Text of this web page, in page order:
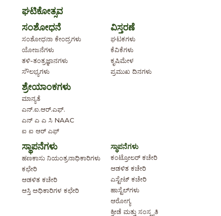
ಘಟಿಕೋತ್ಸವ
ಸಂಶೋಧನೆ
ಸಂಶೋಧನಾ ಕೇಂದ್ರಗಳು
ಯೋಜನೆಗಳು
ತಳಿ-ತಂತ್ರಜ್ಞಾನಗಳು
ಸೌಲಭ್ಯಗಳು
ವಿಸ್ತರಣೆ
ಘಟಕಗಳು
ಕೆವಿಕೆಗಳು
ಕೃಷಿಮೇಳ
ಪ್ರಮುಖ ದಿನಗಳು
ಶ್ರೇಯಾಂಕಗಳು
ಮಾನ್ಯತೆ
ಎನ್.ಐ.ಆರ್.ಎಫ್.
ಎನ್ ಎ ಎ ಸಿ NAAC
ಐ ಐ ಆರ್ ಎಫ್
ಸ್ಥಾಪನೆಗಳು
ಹಣಕಾಸು ನಿಯಂತ್ರನಾಧಿಕಾರಿಗಳು
ಕಛೇರಿ
ಆಡಳಿತ ಕಚೇರಿ
ಆಸ್ತಿ ಅಧಿಕಾರಿಗಳ ಕಛೇರಿ
ಸ್ಥಾಪನೆಗಳು
ಕಂಟ್ರೋಲರ್ ಕಚೇರಿ
ಆಡಳಿತ ಕಚೇರಿ
ಎಸ್ಟೇಟ್ ಕಚೇರಿ
ಹಾಸ್ಟೆಲ್‌ಗಳು
ಆರೋಗ್ಯ
ಕ್ರೀಡೆ ಮತ್ತು ಸಂಸ್ಕೃತಿ